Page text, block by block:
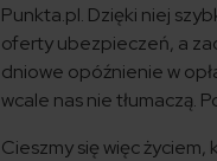
Punkta.pl. Dzięki niej
oferty ubezpieczeń, a
dniowe opóźnienie w
wcale nas nie tłumaczą.
Cieszmy się więc życiem,